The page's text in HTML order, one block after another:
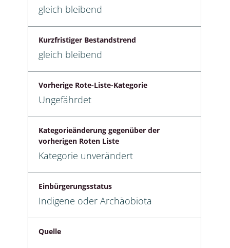
gleich bleibend
Kurzfristiger Bestandstrend
gleich bleibend
Vorherige Rote-Liste-Kategorie
Ungefährdet
Kategorieänderung gegenüber der
vorherigen Roten Liste
Kategorie unverändert
Einbürgerungsstatus
Indigene oder Archäobiota
Quelle